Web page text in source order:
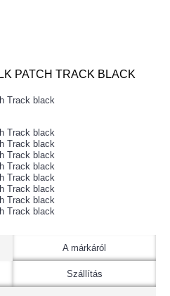
PATCH TRACK BLACK
A márkáról
Szállítás